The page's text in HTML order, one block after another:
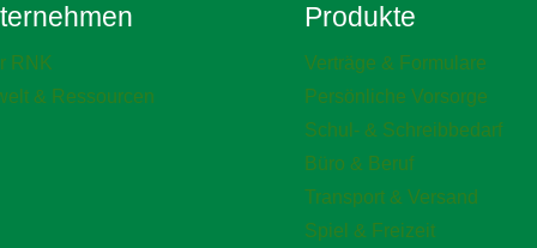
RNK
& Ressourcen
Produkte
Verträge & Formulare
Persönliche Vorsorge
Schul- & Schreibbedarf
Büro & Beruf
Transport & Versand
Spiel & Freizeit